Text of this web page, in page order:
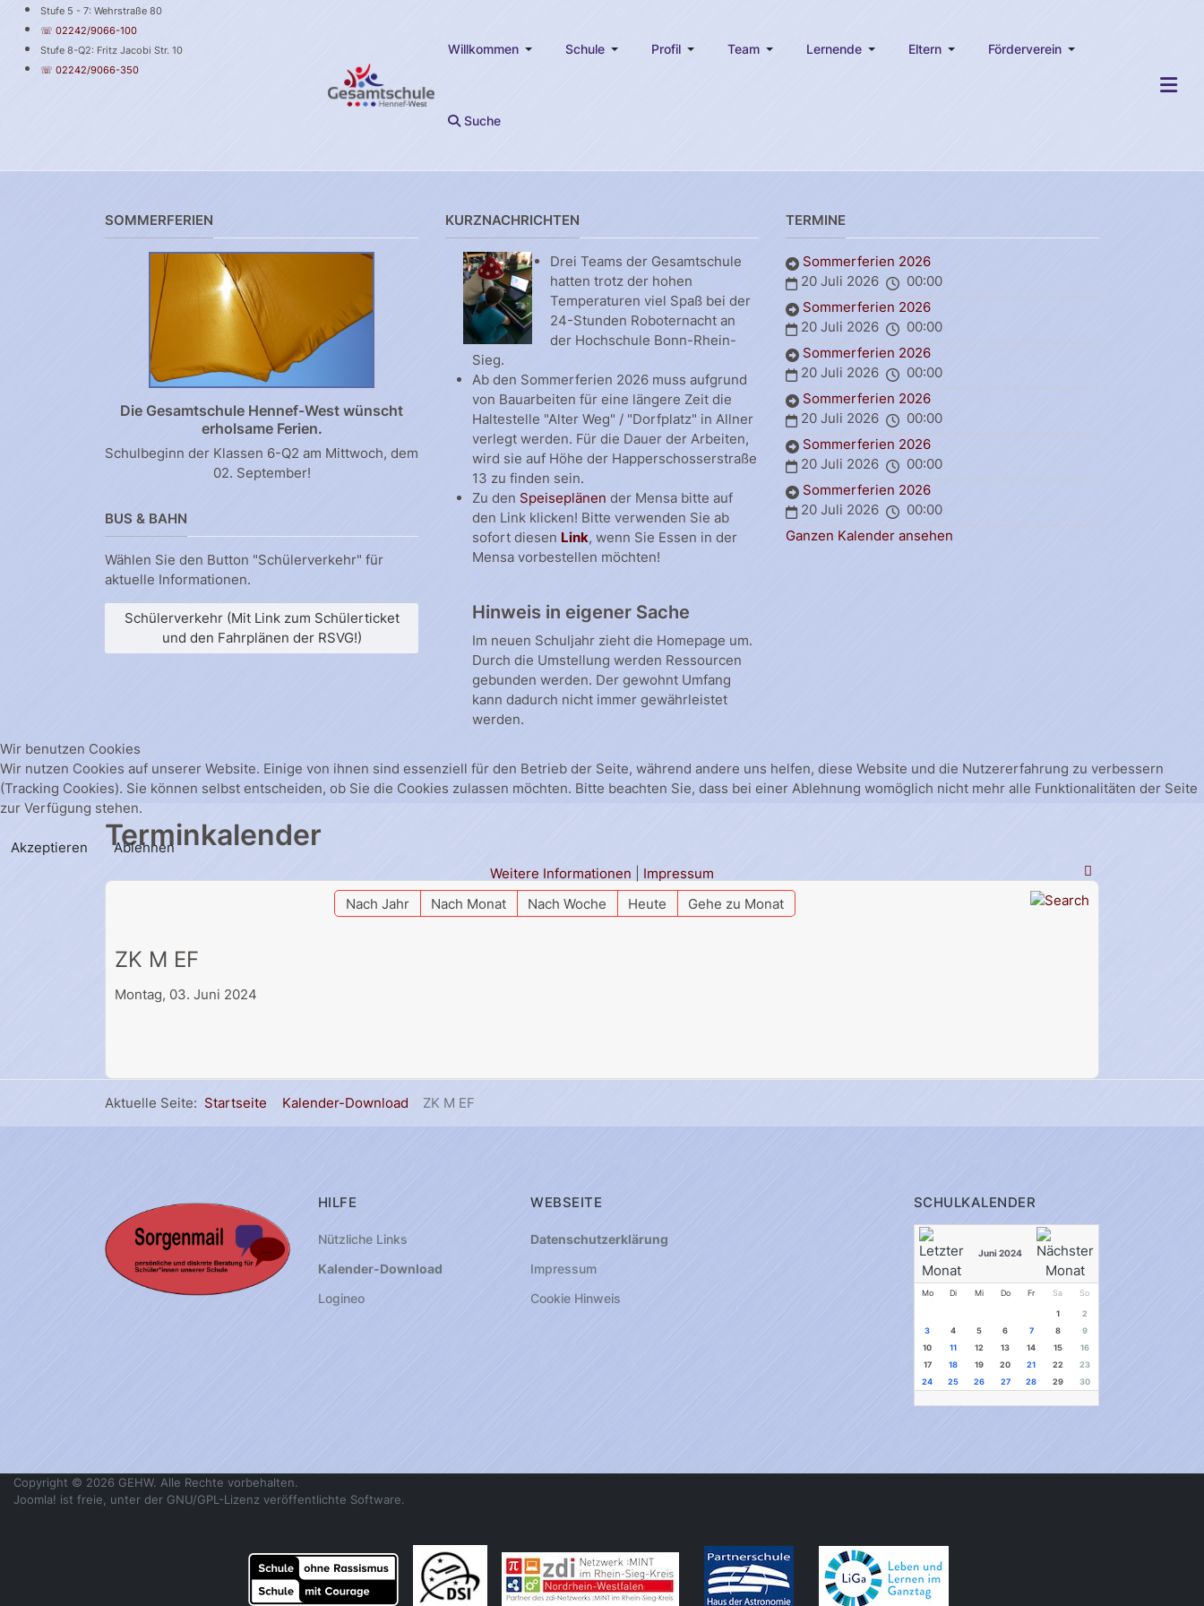
Stufe 5 - 7: Wehrstraße 80
☏ 02242/9066-100
Stufe 8-Q2: Fritz Jacobi Str. 10
☏ 02242/9066-350
Willkommen Schule Profil Team Lernende Eltern Förderverein
Suche
SOMMERFERIEN
Die Gesamtschule Hennef-West wünscht
erholsame Ferien.
Schulbeginn der Klassen 6-Q2 am Mittwoch, dem
02. September!
BUS & BAHN
Wählen Sie den Button "Schülerverkehr" für
aktuelle Informationen.
Schülerverkehr (Mit Link zum Schülerticket
und den Fahrplänen der RSVG!)
KURZNACHRICHTEN
Drei Teams der Gesamtschule
hatten trotz der hohen
Temperaturen viel Spaß bei der
24-Stunden Roboternacht an
der Hochschule Bonn-Rhein-
Sieg.
Ab den Sommerferien 2026 muss aufgrund
von Bauarbeiten für eine längere Zeit die
Haltestelle "Alter Weg" / "Dorfplatz" in Allner
verlegt werden. Für die Dauer der Arbeiten,
wird sie auf Höhe der Happerschosserstraße
13 zu finden sein.
Zu den Speiseplänen der Mensa bitte auf
den Link klicken! Bitte verwenden Sie ab
sofort diesen Link, wenn Sie Essen in der
Mensa vorbestellen möchten!
Hinweis in eigener Sache
Im neuen Schuljahr zieht die Homepage um.
Durch die Umstellung werden Ressourcen
gebunden werden. Der gewohnt Umfang
kann dadurch nicht immer gewährleistet
werden.
TERMINE
Sommerferien 2026
20 Juli 2026
00:00
Sommerferien 2026
20 Juli 2026
00:00
Sommerferien 2026
20 Juli 2026
00:00
Sommerferien 2026
20 Juli 2026
00:00
Sommerferien 2026
20 Juli 2026
00:00
Sommerferien 2026
20 Juli 2026
00:00
Ganzen Kalender ansehen
Terminkalender
Nach Jahr Nach Monat Nach Woche Heute Gehe zu Monat
ZK M EF
Montag, 03. Juni 2024
Aktuelle Seite: Startseite Kalender-Download ZK M EF
HILFE
Nützliche Links
Kalender-Download
Logineo
WEBSEITE
Datenschutzerklärung
Impressum
Cookie Hinweis
SCHULKALENDER
Juni 2024
Mo Di Mi Do Fr Sa So
1
2
3
4 5 6 7 8
9
10
11 12 13 14 15
16
17
18 19 20 21 22
23
24
25 26 27 28 29 30
Copyright © 2026 GEHW. Alle Rechte vorbehalten.
Joomla! ist freie, unter der GNU/GPL-Lizenz veröffentlichte Software.
Wir benutzen Cookies
Wir nutzen Cookies auf unserer Website. Einige von ihnen sind essenziell für den Betrieb der Seite, während andere uns helfen, diese Website und die Nutzererfahrung zu verbessern
(Tracking Cookies). Sie können selbst entscheiden, ob Sie die Cookies zulassen möchten. Bitte beachten Sie, dass bei einer Ablehnung womöglich nicht mehr alle Funktionalitäten der Seite
zur Verfügung stehen.
Akzeptieren
Ablehnen
Weitere Informationen
Impressum